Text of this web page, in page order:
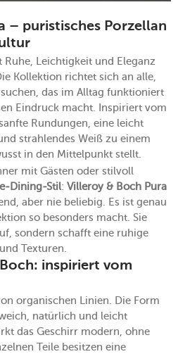
– puristisches Porzellan
Ruhe, Leichtigkeit und Eleganz
Kollektion richtet sich an alle,
das im Alltag funktioniert
Eindruck macht. Inspiriert vom
Rundungen, eine leicht
strahlendes Weiß zu einem
in den Mittelpunkt stellt.
mit Gästen oder stilvoll
Dining-Stil: Villeroy & Boch Pura
aber nie beliebig. Es ist genau
so besonders macht. Sie
sondern schafft eine ruhige
Texturen.
inspiriert vom
organischen Linien. Die Form
natürlich und leicht
das Geschirr modern, ohne
Teile besitzen eine